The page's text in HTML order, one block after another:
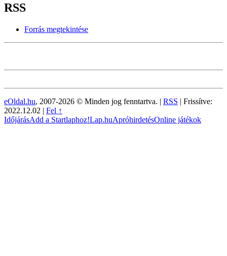
RSS
Forrás megtekintése
eOldal.hu, 2007-2026 © Minden jog fenntartva. | RSS | Frissítve:
2022.12.02 | Fel ↑
IdőjárásAdd a Startlaphoz!Lap.huApróhirdetésOnline játékok